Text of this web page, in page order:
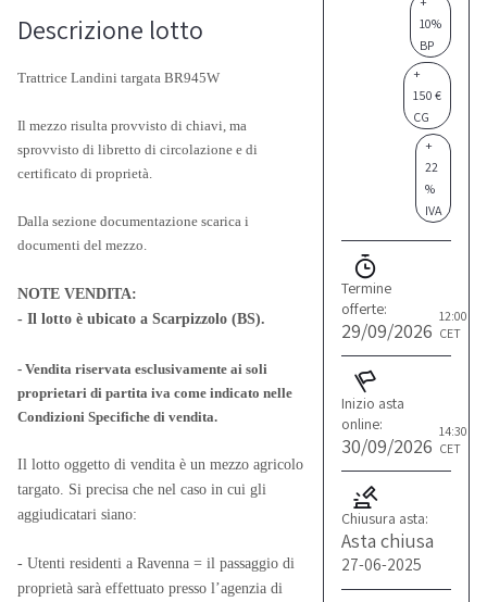
10%
BP
+
150 €
CG
+
22
%
IVA
Termine
offerte:
29/09/2026
12:00
CET
Inizio asta
online:
30/09/2026
14:30
CET
Chiusura asta:
Asta chiusa
27-06-2025
Descrizione lotto
Trattrice Landini targata BR945W
Il mezzo risulta provvisto di chiavi, ma
sprovvisto di libretto di circolazione e di
certificato di proprietà.
Dalla sezione documentazione scarica i
documenti del mezzo.
NOTE VENDITA:
- Il lotto è ubicato a Scarpizzolo (BS).
- Vendita riservata esclusivamente ai soli
proprietari di partita iva come indicato nelle
Condizioni Specifiche di vendita.
Il lotto oggetto di vendita è un mezzo agricolo
targato. Si precisa che nel caso in cui gli
aggiudicatari siano:
- Utenti residenti a Ravenna = il passaggio di
proprietà sarà effettuato presso l’agenzia di